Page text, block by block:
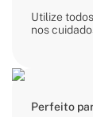
Utilize
nos
Perfeito